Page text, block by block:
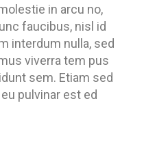
in arcu no,
faucibus, nisl id
interdum nulla, sed
viverra tem pus
sem. Etiam sed
pulvinar est ed